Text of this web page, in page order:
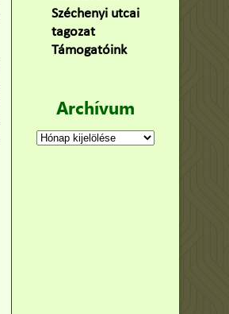
Széchenyi utcai
tagozat(141)
Támogatóink(9)
Archívum
Archívum